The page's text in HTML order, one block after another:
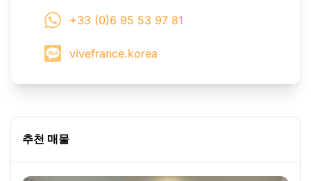
+33 (0)6 95 53 97 81
vivefrance.korea
추천 매물